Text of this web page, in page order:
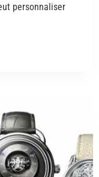
personnaliser